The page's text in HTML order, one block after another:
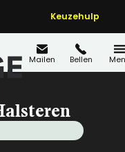
Keuzehulp
Mailen Bellen